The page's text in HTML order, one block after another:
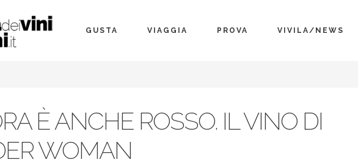
GUSTA VIAGGIA PROVA VIVILA/NEWS
È ANCHE ROSSO. IL VINO DI
WOMAN